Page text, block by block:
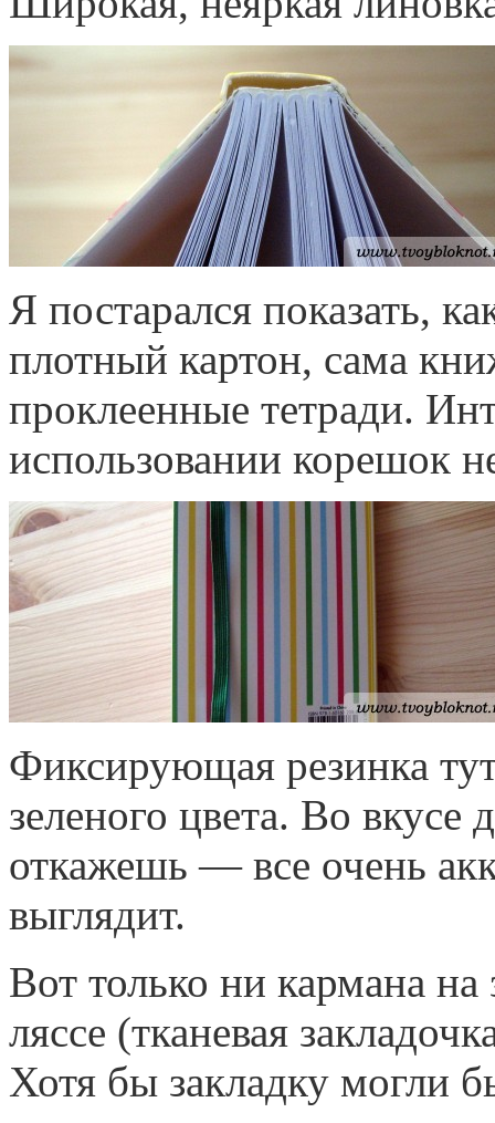
Я постарался показать,
плотный картон, сама
проклеенные тетради.
использовании корешок
Фиксирующая резинка
зеленого цвета. Во вкусе
откажешь — все очень
выглядит.
Вот только ни кармана
ляссе (тканевая
Хотя бы закладку могли